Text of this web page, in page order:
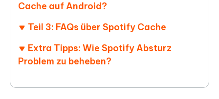
Cache auf Android?
Teil 3: FAQs über Spotify Cache
Extra Tipps: Wie Spotify Absturz
Problem zu beheben?